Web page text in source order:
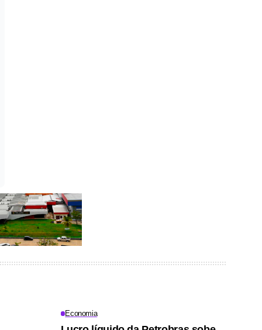
Economia